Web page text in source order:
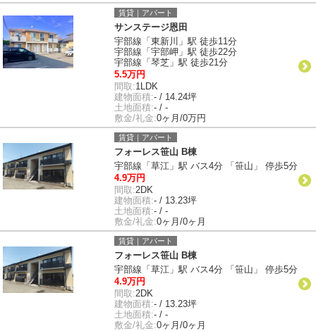
賃貸｜アパート
サンステージ恩田
宇部線「東新川」駅 徒歩11分
宇部線「宇部岬」駅 徒歩22分
宇部線「琴芝」駅 徒歩21分
5.5万円
間取:1LDK
建物面積:- / 14.24坪
土地面積:- / -
敷金/礼金:0ヶ月/0万円
賃貸｜アパート
フォーレス笹山 B棟
宇部線「草江」駅 バス4分 「笹山」 停歩5分
4.9万円
間取:2DK
建物面積:- / 13.23坪
土地面積:- / -
敷金/礼金:0ヶ月/0ヶ月
賃貸｜アパート
フォーレス笹山 B棟
宇部線「草江」駅 バス4分 「笹山」 停歩5分
4.9万円
間取:2DK
建物面積:- / 13.23坪
土地面積:- / -
敷金/礼金:0ヶ月/0ヶ月